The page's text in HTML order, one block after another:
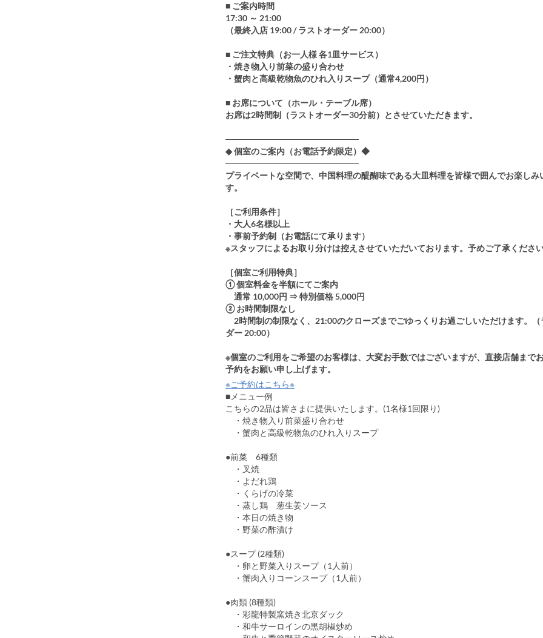
■ ご案内時間
17:30 ～ 21:00
（最終入店 19:00 / ラストオーダー 20:00）
■ ご注文特典（お一人様 各1皿サービス）
・焼き物入り前菜の盛り合わせ
・蟹肉と高級乾物魚のひれ入りスープ（通常4,200円）
■ お席について（ホール・テーブル席）
お席は2時間制（ラストオーダー30分前）とさせていただきます。
──────────────────────
◆ 個室のご案内（お電話予約限定）◆
──────────────────────
プライベートな空間で、中国料理の醍醐味である大皿料理を皆様で囲んでお楽しみ
す。
［ご利用条件］
・大人6名様以上
・事前予約制（お電話にて承ります）
※スタッフによるお取り分けは控えさせていただいております。予めご了承ください
［個室ご利用特典］
① 個室料金を半額にてご案内
通常 10,000円 ⇒ 特別価格 5,000円
② お時間制限なし
2時間制の制限なく、21:00のクローズまでごゆっくりお過ごしいただけます。（
ダー 20:00）
※個室のご利用をご希望のお客様は、大変お手数ではございますが、直接店舗まで
予約をお願い申し上げます。
※ご予約はこちら※
■メニュー例
こちらの2品は皆さまに提供いたします。(1名様1回限り)
・焼き物入り前菜盛り合わせ
・蟹肉と高級乾物魚のひれ入りスープ
●前菜 6種類
・叉焼
・よだれ鶏
・くらげの冷菜
・蒸し鶏 葱生姜ソース
・本日の焼き物
・野菜の酢漬け
●スープ (2種類)
・卵と野菜入りスープ（1人前）
・蟹肉入りコーンスープ（1人前）
●肉類 (8種類)
・彩龍特製窯焼き北京ダック
・和牛サーロインの黒胡椒炒め